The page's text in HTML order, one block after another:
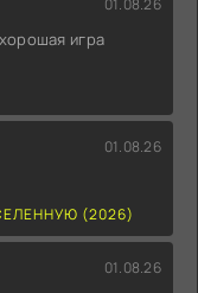
01.08.26
игра
01.08.26
(2026)
01.08.26